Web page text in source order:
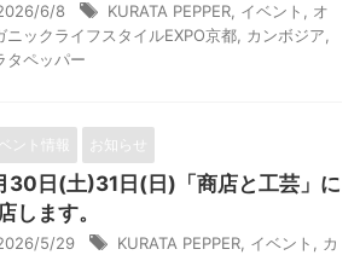
6/8 KURATA PEPPER イベント
オ
ニックライフスタイルEXPO京都
カンボジア
タペッパー
ント情報 お知らせ
30日(土)31日(日)「商店と工芸」に
します。
5/29 KURATA PEPPER イベント
カ